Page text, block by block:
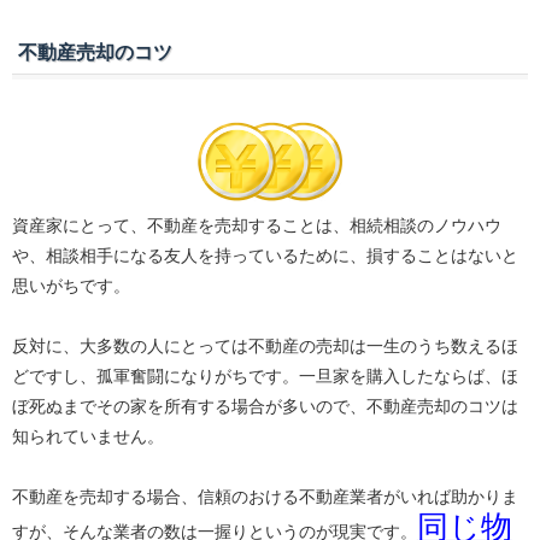
不動産売却のコツ
資産家にとって、不動産を売却することは、相続相談のノウハウ
や、相談相手になる友人を持っているために、損することはないと
思いがちです。
反対に、大多数の人にとっては不動産の売却は一生のうち数えるほ
どですし、孤軍奮闘になりがちです。一旦家を購入したならば、ほ
ぼ死ぬまでその家を所有する場合が多いので、不動産売却のコツは
知られていません。
不動産を売却する場合、信頼のおける不動産業者がいれば助かりま
すが、そんな業者の数は一握りというのが現実です。
同じ物